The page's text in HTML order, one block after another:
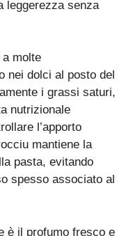
leggerezza senza
molte
nei dolci al posto del
i grassi saturi,
nutrizionale
l’apporto
mantiene la
pasta, evitando
spesso associato al
è il profumo fresco e